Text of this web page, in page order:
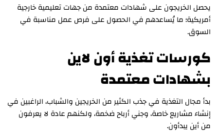
يحصل الخريجون على شهادات معتمدة من جهات تعليمية خارجية
أمريكية؛ ما يُساعدهم في الحصول على فرص عمل مناسبة في
السوق.
كورسات تغذية أون لاين
بشهادات معتمدة
بدأ مجال التغذية في جذب الكثير من الخريجين والشباب، الراغبين في
إنشاء مشاريع خاصة، وجني أرباح ضخمة، ولكنهم عادة لا يعرفون
من أين يبدأون.